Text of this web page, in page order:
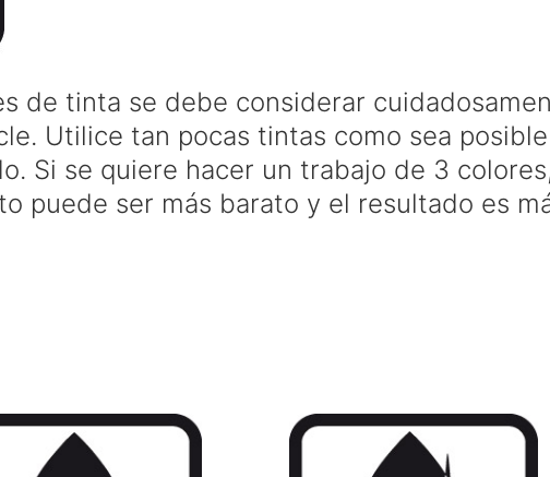
de tinta se debe considerar
Utilice tan pocas tintas como sea
Si se quiere hacer un trabajo de 3
puede ser más barato y el resultado es